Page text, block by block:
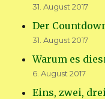
31. August 2017
Der
31. August 2017
Warum es
6. August 2017
Eins, zwei,